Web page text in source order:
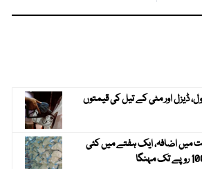
ڈیزل اور مٹی کے تیل کی قیمتوں
میں اضافہ، ایک ہفتے میں کئی